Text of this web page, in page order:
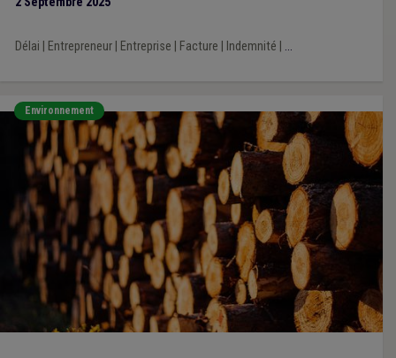
Délai Entrepreneur| Entreprise Facture Indemnité ...
Environnement